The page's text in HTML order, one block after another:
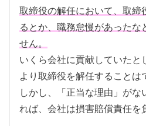
取締役の解任において、取締
るとか、職務怠慢があったな
せん。
いくら会社に貢献していたと
より取締役を解任することは
しかし、「正当な理由」がな
れば、会社は損害賠償責任を